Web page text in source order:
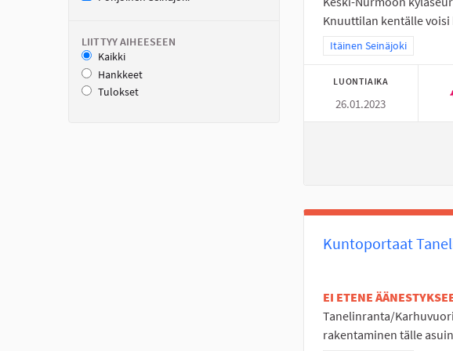
LIITTYY AIHEESEEN
Kaikki
Hankkeet
Tulokset
Knuuttilan kentälle voisi
Rajaa tulokset teeman
Itäinen Seinäjoki
LUONTIAIKA
26.01.2023
Kuntoportaat
EI ETENE
Tanelinranta/
rakentaminen tälle